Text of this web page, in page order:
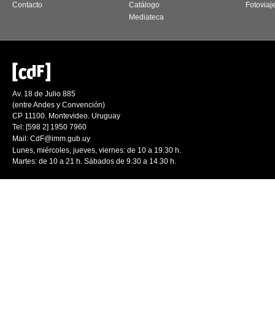
Contacto
Catálogo
Mediateca
Av. 18 de Julio 885
(entre Andes y Convención)
CP 11100. Montevideo. Uruguay
Tel: [598 2] 1950 7960
Mail: CdF@imm.gub.uy
Lunes, miércoles, jueves, viernes: de 10 a 19.30 h.
Martes: de 10 a 21 h. Sábados de 9.30 a 14.30 h.